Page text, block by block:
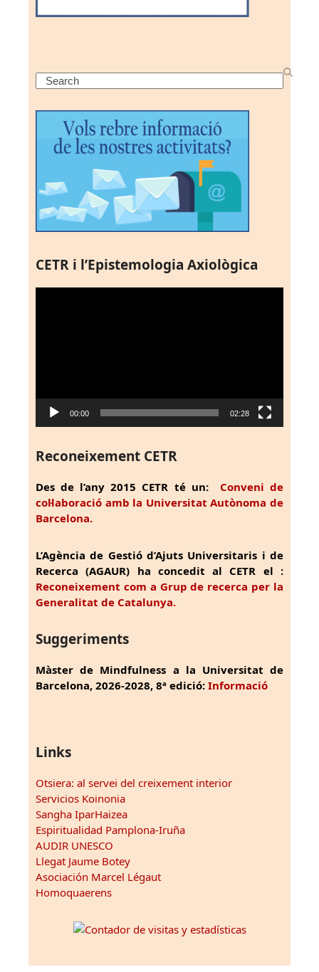
Search
CETR i l’Epistemologia Axiològica
00:00 02:28
Reconeixement CETR
Des de l’any 2015 CETR té un: Conveni de
col·laboració amb la Universitat Autònoma de
Barcelona.
L’Agència de Gestió d’Ajuts Universitaris i de
Recerca (AGAUR) ha concedit al CETR el :
Reconeixement com a Grup de recerca per la
Generalitat de Catalunya.
Suggeriments
Màster de Mindfulness a la Universitat de
Barcelona, 2026-2028, 8ª edició: Informació
Links
Otsiera: al servei del creixement interior
Servicios Koinonia
Sangha IparHaizea
Espiritualidad Pamplona-Iruña
AUDIR UNESCO
Llegat Jaume Botey
Asociación Marcel Légaut
Homoquaerens